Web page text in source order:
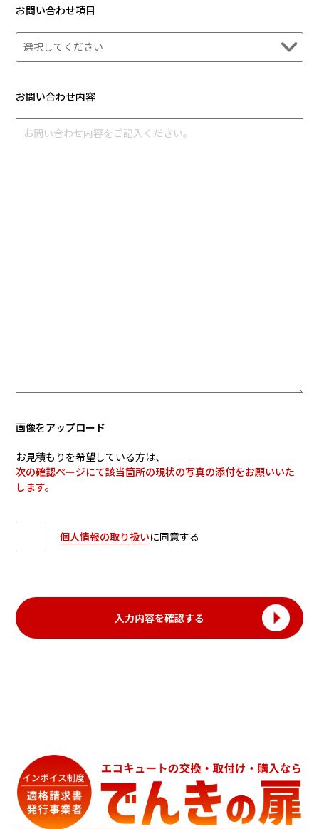
お問い合わせ項目
お問い合わせ内容
画像をアップロード
お見積もりを希望している方は、
次の確認ページにて該当箇所の現状の写真の添付をお願いいた
します。
個人情報の取り扱いに同意する